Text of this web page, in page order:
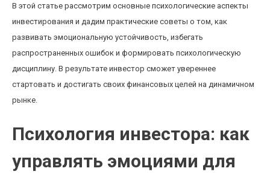
В этой статье рассмотрим основные психологические аспекты
инвестирования и дадим практические советы о том, как
развивать эмоциональную устойчивость, избегать
распространенных ошибок и формировать психологическую
дисциплину. В результате инвестор сможет увереннее
стартовать и достигать своих финансовых целей на динамичном
рынке.
Психология инвестора: как
управлять эмоциями для